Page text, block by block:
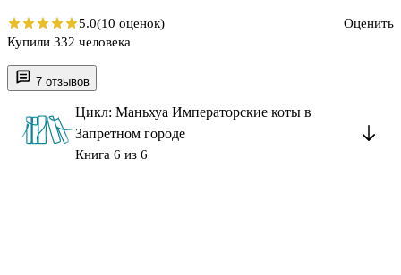
7 отзывов
Цикл: Маньхуа Императорские коты в
Запретном городе
Книга 6 из 6
5.0(10 оценок)
Оценить
Купили 332 человека